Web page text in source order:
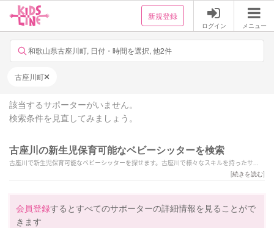
新規登録
ログイン メニュー
和歌山県古座川町, 日付・時間を選択, 他2件
古座川町
該当するサポーターがいません。
検索条件を見直してみましょう。
古座川の新生児保育可能なベビーシッターを検索
古座川で新生児保育可能なベビーシッターを探せます。古座川で様々なスキルを持ったサポ
[続きを読む]
会員登録するとすべてのサポーターの詳細情報を見ることがで
きます